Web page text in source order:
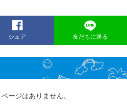
シェア 友だちに送る
ージはありません。